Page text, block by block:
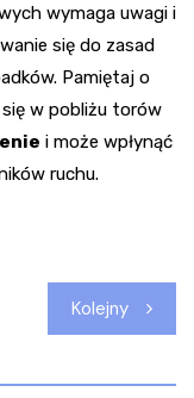
wymaga uwagi i
się do zasad
Pamiętaj o
w pobliżu torów
i może wpłynąć
ruchu.
Kolejny